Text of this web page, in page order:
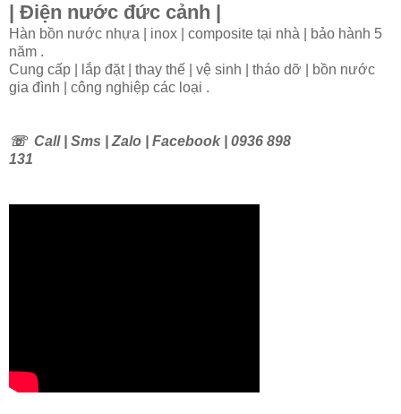
| Điện nước đức cảnh |
Hàn bồn nước nhựa | inox | composite tại nhà | bảo hành 5
năm .
Cung cấp | lắp đặt | thay thế | vệ sinh | tháo dỡ | bồn nước
gia đình | công nghiệp các loại .
☏ Call | Sms | Zalo | Facebook | 0936 898
131